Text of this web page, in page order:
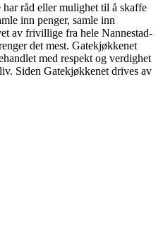
råd eller mulighet til å skaffe
inn penger, samle inn
av frivillige fra hele Nannestad-
det mest. Gatekjøkkenet
med respekt og verdighet
Siden Gatekjøkkenet drives av